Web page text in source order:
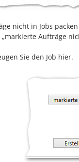
nicht in Jobs
Aufträge
Sie den Job hier.